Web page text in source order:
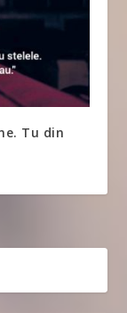
Tu din